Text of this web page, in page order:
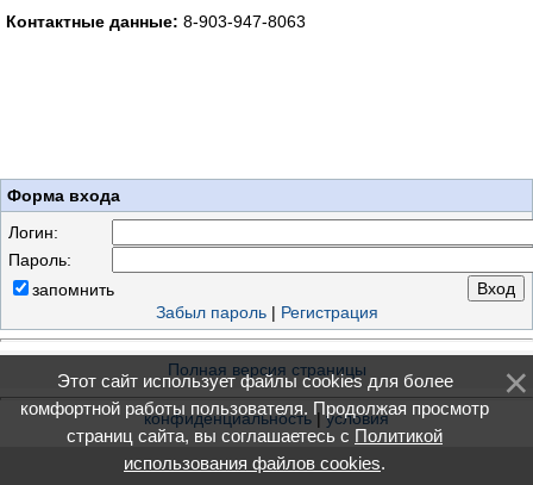
Контактные данные: 8-903-947-8063
Форма входа
Логин:
Пароль:
запомнить
Забыл пароль| Регистрация
Полная версия страницы
конфиденциальность|условия
Этот сайт использует файлы cookies для более
комфортной работы пользователя. Продолжая просмотр
страниц сайта, вы соглашаетесь с Политикой
использования файлов cookies.